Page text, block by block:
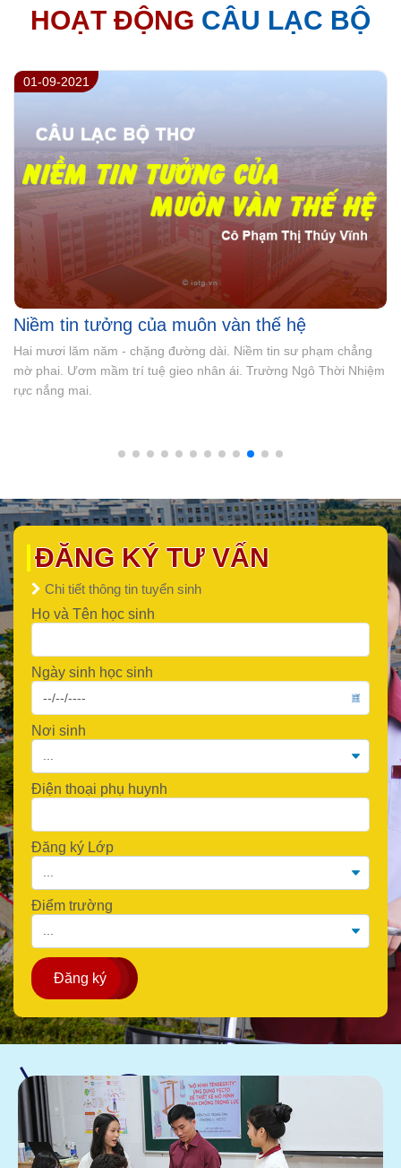
HOẠT ĐỘNG CÂU LẠC BỘ
27-07-2021
Đôi lời nhắn gửi
Lãnh đạo, cái nghiệp chẳng nhàn. Đầu đội “nón lí”, vai mang “chữ
tình”. Khi ai làm tổn thương mình. Thành tâm, nhân ái, chân tình
– thứ tha. Phát huy sức mạnh tổng hoà.
ĐĂNG KÝ TƯ VẤN
Chi tiết thông tin tuyển sinh
Họ và Tên học sinh
Ngày sinh học sinh
Nơi sinh
Điện thoại phụ huynh
Đăng ký Lớp
Điểm trường
Đăng ký